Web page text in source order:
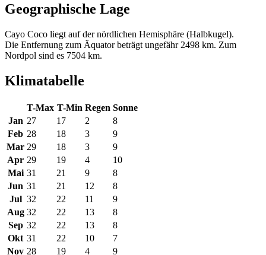
Geographische Lage
Cayo Coco liegt auf der nördlichen Hemisphäre (Halbkugel).
Die Entfernung zum Äquator beträgt ungefähr 2498 km. Zum
Nordpol sind es 7504 km.
Klimatabelle
T-Max T-Min Regen Sonne
Jan 27 17 2
8
Feb 28 18 3
9
Mar 29 18 3
9
Apr 29 19 4
10
Mai 31 21 9
8
Jun 31 21 12
8
Jul 32 22 11
9
Aug 32 22 13
8
Sep 32 22 13
8
Okt 31 22 10
7
Nov 28 19 4 9